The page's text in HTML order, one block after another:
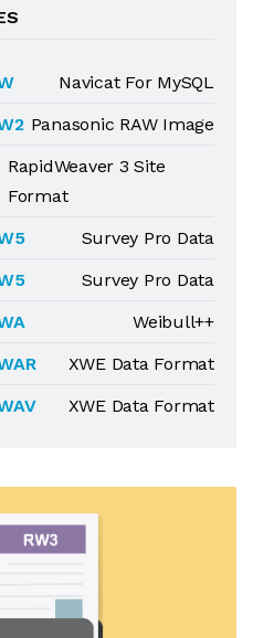
Navicat For MySQL
Panasonic RAW Image
RapidWeaver 3 Site
Format
Survey Pro Data
Survey Pro Data
Weibull++
XWE Data Format
XWE Data Format